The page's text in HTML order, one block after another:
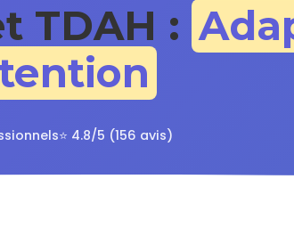
TDAH :
⭐ 4.8/5 (156 avis)